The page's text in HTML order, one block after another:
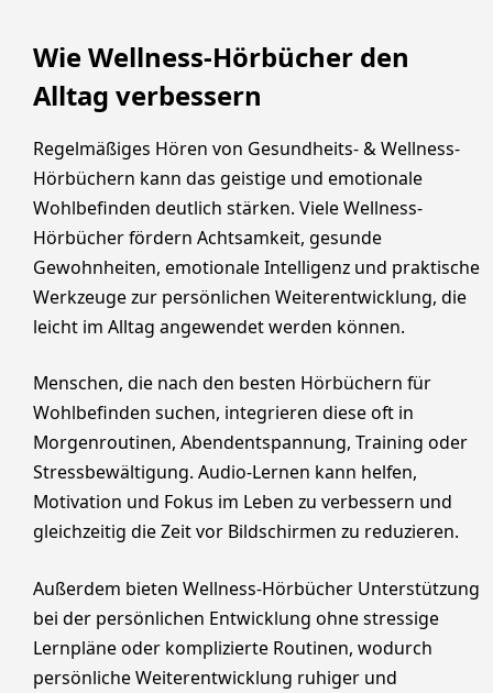
Wie Wellness-Hörbücher den
Alltag verbessern
Regelmäßiges Hören von Gesundheits- & Wellness-
Hörbüchern kann das geistige und emotionale
Wohlbefinden deutlich stärken. Viele Wellness-
Hörbücher fördern Achtsamkeit, gesunde
Gewohnheiten, emotionale Intelligenz und praktische
Werkzeuge zur persönlichen Weiterentwicklung, die
leicht im Alltag angewendet werden können.
Menschen, die nach den besten Hörbüchern für
Wohlbefinden suchen, integrieren diese oft in
Morgenroutinen, Abendentspannung, Training oder
Stressbewältigung. Audio-Lernen kann helfen,
Motivation und Fokus im Leben zu verbessern und
gleichzeitig die Zeit vor Bildschirmen zu reduzieren.
Außerdem bieten Wellness-Hörbücher Unterstützung
bei der persönlichen Entwicklung ohne stressige
Lernpläne oder komplizierte Routinen, wodurch
persönliche Weiterentwicklung ruhiger und